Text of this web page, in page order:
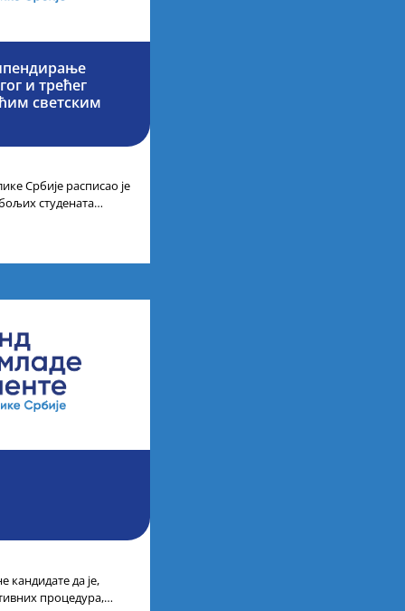
и трећег
светским
Србије расписао је
студената
кандидате да је,
процедура,